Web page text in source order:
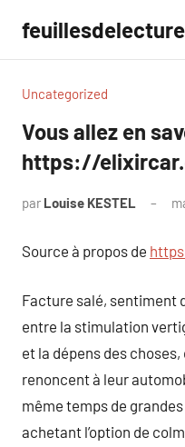
contenu
feuillesdelecture
Uncategorized
Vous allez en
https://
par Louise KESTEL
Source à propos de
Facture salé, sentiment
entre la stimulation
et la dépens des
renoncent à leur
même temps de
achetant l’option de